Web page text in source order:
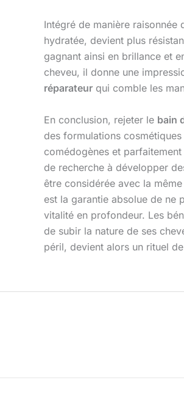
Intégré de manière raisonnée
hydratée, devient plus
gagnant ainsi en brillance et
cheveu, il donne une
réparateur qui comble les
En conclusion, rejeter le bain
des formulations
comédogènes et
de recherche à développer
être considérée avec la
est la garantie absolue de ne
vitalité en profondeur. Les
de subir la nature de ses
péril, devient alors un rituel